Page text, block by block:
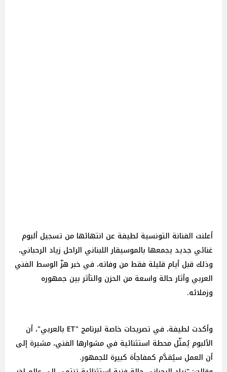
أعلنت الفنانة التونسية لطيفة عن انتهائها من تسجيل ألبوم
غنائي جديد يجمعها بالموسيقار اللبناني الراحل زياد الرحباني،
وذلك قبل أيام قليلة فقط من وفاته، في خبر هزّ الوسط الفني
العربي وأثار حالة واسعة من الحزن والتأثر بين جمهوره
وزملائه.
وأكدت لطيفة، في تصريحات خاصة لبرنامج "ET بالعربي"، أن
الألبوم يُمثّل محطة استثنائية في مشوارها الفني، مشيرة إلى
أن العمل سيُقدَّم كمفاجأة كبيرة للجمهور.